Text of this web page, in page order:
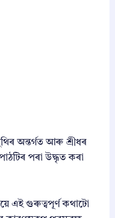
অন্তৰ্গত আৰু শ্ৰীধৰ
পৰা উদ্ধৃত কৰা
এই গুৰুত্বপূৰ্ণ কথাটো